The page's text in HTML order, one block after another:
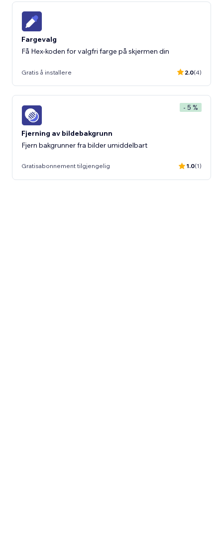
Fargevalg
Få Hex-koden for valgfri farge på skjermen din
Gratis å installere 2.0(4)
- 5 %
Fjerning av bildebakgrunn
Fjern bakgrunner fra bilder umiddelbart
Gratisabonnement tilgjengelig 1.0(1)